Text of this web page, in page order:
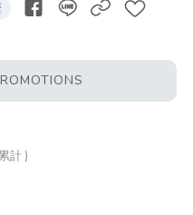
計 )